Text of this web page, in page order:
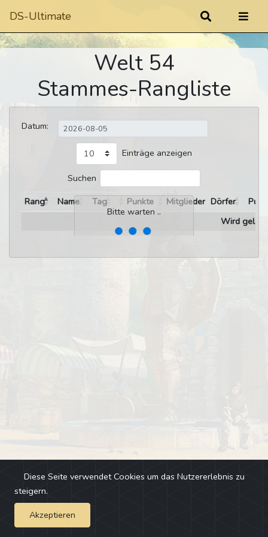
DS-Ultimate
Welt 54
Stammes-Rangliste
Datum:
Einträge anzeigen
Suchen
Bitte warten ..
Rang Name Tag Punkte Mitglieder Dörfer
Wird
Impressum - Changelog
Diese Seite verwendet Cookies um das Nutzererlebnis zu
steigern.
Akzeptieren